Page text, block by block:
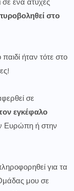
σε ένα ατυχές
στο
ήταν τότε στο
σε
εγκέφαλο
Ευρώπη ή στην
για τα
μου σε